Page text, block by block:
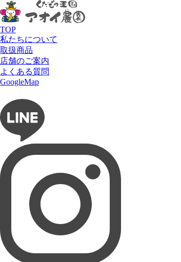
TOP
私たちについて
取扱商品
店舗のご案内
よくある質問
GoogleMap
HOME 商品 桃